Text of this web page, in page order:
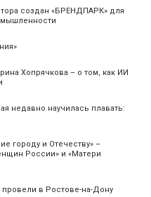
создан «БРЕНДПАРК» для
Хопрячкова – о том, как ИИ
недавно научилась плавать:
городу и Отечеству» –
России» и «Матери
в Ростове-на-Дону